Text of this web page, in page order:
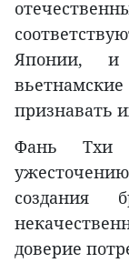
Японии, и
признавать
Фань Тхи
создания
доверие